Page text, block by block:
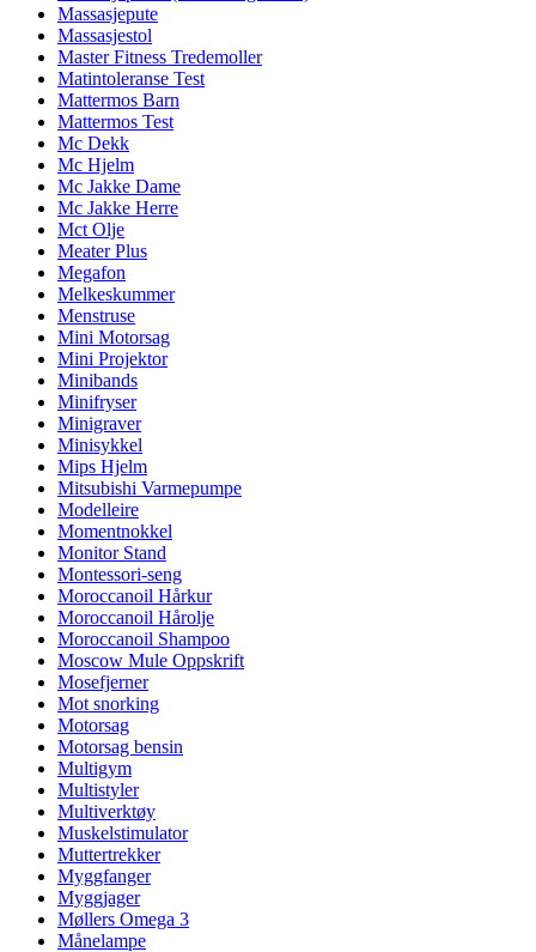
Massasjepute
Massasjestol
Master Fitness Tredemoller
Matintoleranse Test
Mattermos Barn
Mattermos Test
Mc Dekk
Mc Hjelm
Mc Jakke Dame
Mc Jakke Herre
Mct Olje
Meater Plus
Megafon
Melkeskummer
Menstruse
Mini Motorsag
Mini Projektor
Minibands
Minifryser
Minigraver
Minisykkel
Mips Hjelm
Mitsubishi Varmepumpe
Modelleire
Momentnokkel
Monitor Stand
Montessori-seng
Moroccanoil Hårkur
Moroccanoil Hårolje
Moroccanoil Shampoo
Moscow Mule Oppskrift
Mosefjerner
Mot snorking
Motorsag
Motorsag bensin
Multigym
Multistyler
Multiverktøy
Muskelstimulator
Muttertrekker
Myggfanger
Myggjager
Møllers Omega 3
Månelampe